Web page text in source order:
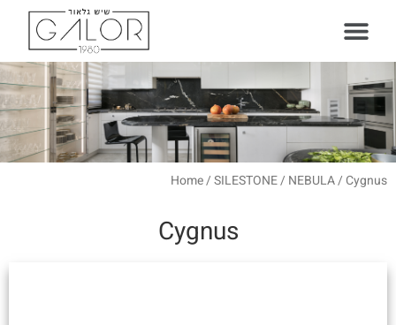
Home/SILESTONE/ NEBULA/ Cygnus
Cygnus